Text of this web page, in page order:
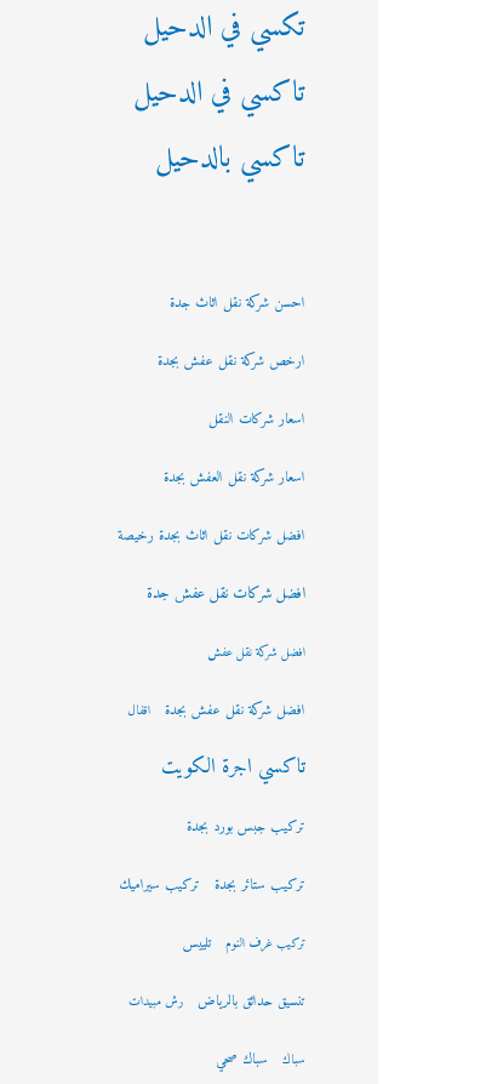
تكسي في الدحيل
تاكسي في الدحيل
تاكسي بالدحيل
احسن شركة نقل اثاث جدة
ارخص شركة نقل عفش بجدة
اسعار شركات النقل
اسعار شركة نقل العفش بجدة
افضل شركات نقل اثاث بجدة رخيصة
افضل شركات نقل عفش جدة
افضل شركة نقل عفش
افضل شركة نقل عفش بجدة اقفال
تاكسي اجرة الكويت
تركيب جبس بورد بجدة
تركيب ستائر بجدة تركيب سيراميك
تركيب غرف النوم تلييس
تنسيق حدائق بالرياض رش مبيدات
سباك سباك صحي